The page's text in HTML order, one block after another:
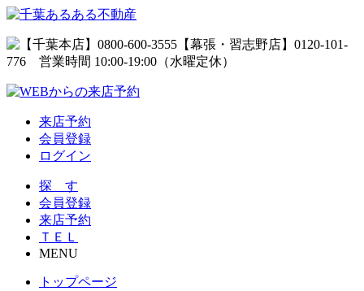
来店予約
会員登録
ログイン
探 す
会員登録
来店予約
ＴＥＬ
MENU
トップページ